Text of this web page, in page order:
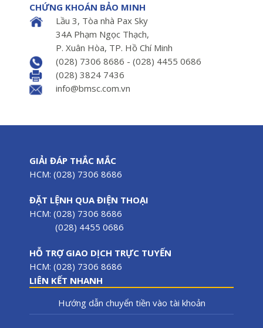
CHỨNG KHOÁN BẢO MINH
Lầu 3, Tòa nhà Pax Sky
34A Phạm Ngọc Thạch,
P. Xuân Hòa, TP. Hồ Chí Minh
(028) 7306 8686 - (028) 4455 0686
(028) 3824 7436
info@bmsc.com.vn
GIẢI ĐÁP THẮC MẮC
HCM: (028) 7306 8686
ĐẶT LỆNH QUA ĐIỆN THOẠI
HCM: (028) 7306 8686
(028) 4455 0686
HỖ TRỢ GIAO DỊCH TRỰC TUYẾN
HCM: (028) 7306 8686
LIÊN KẾT NHANH
Hướng dẫn chuyển tiền vào tài khoản